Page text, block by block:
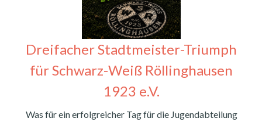
Dreifacher Stadtmeister-Triumph
für Schwarz-Weiß Röllinghausen
1923 e.V.
Was für ein erfolgreicher Tag für die Jugendabteilung